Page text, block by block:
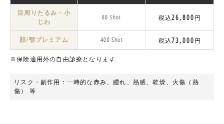
目周りたるみ・小
じわ
80 Shot 税込26,800円
顔/顎プレミアム 400 Shot 税込73,000円
※保険適用外の自由診療となります
リスク・副作用：一時的な赤み、腫れ、熱感、乾燥、火傷（熱
傷） 等